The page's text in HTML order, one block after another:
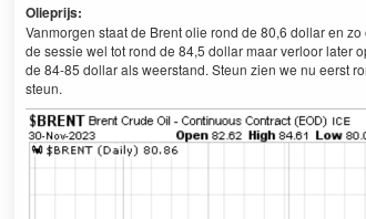
Olieprijs:
Vanmorgen staat de Brent olie rond de 80,6 dollar en
de sessie wel tot rond de 84,5 dollar maar verloor later
de 84-85 dollar als weerstand. Steun zien we nu eerst
steun.